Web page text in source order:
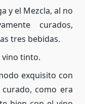
y el Mezcla, al no
curados,
tres bebidas.
vino tinto.
exquisito con
como era